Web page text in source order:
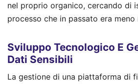
nel proprio organico, cercando di
processo che in passato era
Sviluppo Tecnologico E
Dati Sensibili
La gestione di una piattaforma di